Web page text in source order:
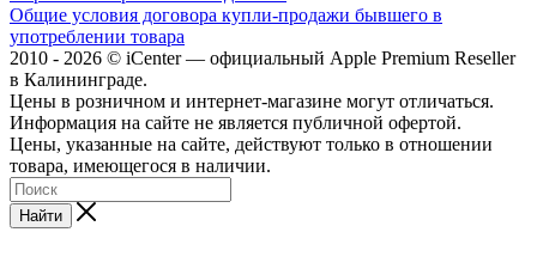
Общие условия договора купли-продажи бывшего в
употреблении товара
2010 - 2026 © iCenter — официальный Apple Premium Reseller
в Калининграде.
Цены в розничном и интернет-магазине могут отличаться.
Информация на сайте не является публичной офертой.
Цены, указанные на сайте, действуют только в отношении
товара, имеющегося в наличии.
Найти